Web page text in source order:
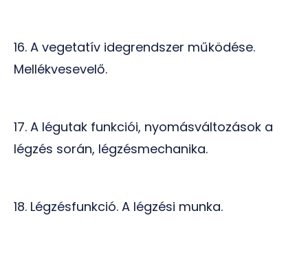
16. A vegetatív idegrendszer működése.
Mellékvesevelő.
17. A légutak funkciói, nyomásváltozások a
légzés során, légzésmechanika.
18. Légzésfunkció. A légzési munka.